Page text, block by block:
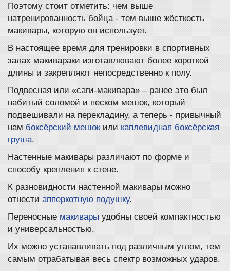
Поэтому стоит отметить: чем выше
натренированность бойца - тем выше жёсткость
макивары, которую он использует.
В настоящее время для тренировки в спортивных
залах макивараки изготавлювают более короткой
длины и закрепляют непосредственно к полу.
Подвесная или «саги-макивара» – ранее это был
набитый соломой и песком мешок, который
подвешивали на перекладину, а теперь - привычный
нам боксёрский мешокили каплевидная боксёрская
груша.
Настенные макивары различают по форме и
способу крепления к стене.
К разновидности настенной макивары можно
отнести апперкотную подушку.
Переносные макивары удобны своей компактностью
и универсальностью.
Их можно устанавливать под различным углом, тем
самым отрабатывая весь спектр возможных ударов.